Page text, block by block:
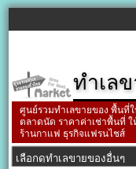
ทำเล
ศูนย์รวมทำเลขายของ พื้นที่
ตลาดนัด ราคาค่าเช่าพื้นที่ ใ
ร้านกาแฟ ธุรกิจแฟรนไชส์